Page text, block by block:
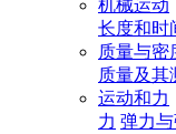
机械运动
长度和时
质量与密
质量及其
运动和力
力 弹力